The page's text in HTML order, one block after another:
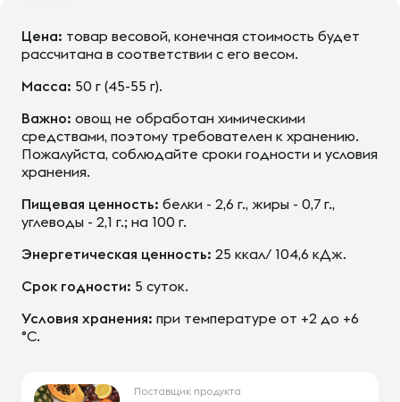
Цена: товар весовой, конечная стоимость будет
рассчитана в соответствии с его весом.
Масса: 50 г (45-55 г).
Важно: овощ не обработан химическими
средствами, поэтому требователен к хранению.
Пожалуйста, соблюдайте сроки годности и условия
хранения.
Пищевая ценность: белки - 2,6 г., жиры - 0,7 г.,
углеводы - 2,1 г.; на 100 г.
Энергетическая ценность: 25 ккал/ 104,6 кДж.
Срок годности: 5 суток.
Условия хранения: при температуре от +2 до +6
°С.
Поставщик продукта